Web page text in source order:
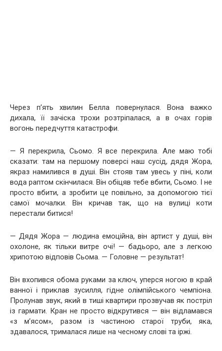
Через п’ять хвилин Белла повернулася. Вона важко
дихала, її зачіска трохи розтріпалася, а в очах горів
вогонь передчуття катастрофи.
— Я перекрила, Сьомо. Я все перекрила. Але маю тобі
сказати: там на першому поверсі наш сусід, дядя Жора,
якраз намилився в душі. Він стояв там увесь у піні, коли
вода раптом скінчилася. Він обіцяв тебе вбити, Сьомо. І не
просто вбити, а зробити це повільно, за допомогою тієї
самої мочалки. Він кричав так, що на вулиці коти
перестали битися!
— Дядя Жора — людина емоційна, він артист у душі, він
охолоне, як тільки витре очі! — бадьоро, але з легкою
хрипотою відповів Сьома. — Головне — результат!
Він вхопився обома руками за ключ, уперся ногою в край
ванної і приклав зусилля, гідне олімпійського чемпіона.
Пролунав звук, який в тиші квартири прозвучав як постріл
із гармати. Кран не просто відкрутився — він відламався
«з м’ясом», разом із частиною старої труби, яка,
здавалося, трималася лише на чесному слові та іржі.